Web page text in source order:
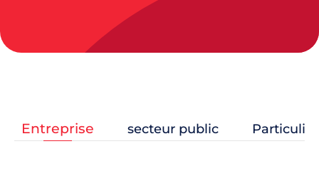
Entreprise secteur public Particulier